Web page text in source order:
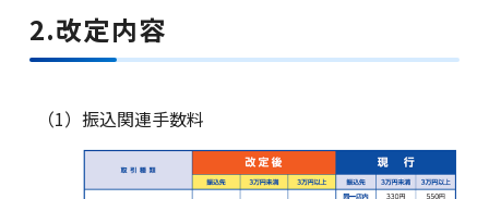
サービス一覧
法人のお客さま
2.改定内容
（1） 振込関連手数料